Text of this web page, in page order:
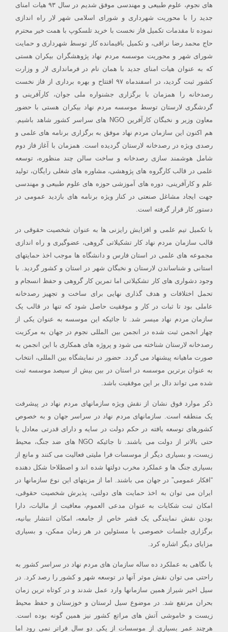
های نجوم، علوم طبیعی و مهندسی موفق شدیم در سال ۹۳ هیات امنای
جدید را با محوریت شهرداری و شورای اسلامی شهر لار راه اندازی
نموده تا مقدمات تکمیل فاز نخست با خرید تلسکوپ با همت خیر محترم
حاج محمد رضا نراقی، و تکمیل باقیمانده کار توسط شهرداری و حمایت
شورای شهر و محوریت موسسه مردم نهاد پژوهشگران بیکران هستی
که به عنوان هیات امنای جدید با همان نام در فرمانداری لار و وزارت
کشور ثبت گردید، در اسفندماه ۹۷ افتتاح و بهره برداری از فاز نخست
رصدخانه را همزمان با برگزاری جشنواره ملی جوان، کارآفرینی و
گردشگری لارستان توسط موسسه مردم نهاد بیکران هستی با حضور
معاون وزیر و نخبگان کارآفرین NGO های سراسر کشور شاهد باشیم.
هم اکنون این سازمان مردم نهاد موفق به برگزاری برنامه های علمی و
رصدی ویژه در رصدخانه لارستان گردیده است. همزمان با آغاز فاز دوم
شامل هوشمند سازی رصدخانه و ساخت سالن چند منظوره، توسعه
علمی در قالب کارگروه های پژوهشی، مشاوره های شغلی رایگان، تولید
علم و کارآفرینی، دوره های آموزشی حوزه های علوم طبیعی و مهندسی
جهت ایجاد مشاغل صنعتی در کنار ویژه برنامه های بازدید عمومی در
دستور کار قرار گرفته است.
با تکمیل تیم علمی و افزایش رایزنی ها به عنوان شخصیت حقوقی در
قالب سازمان مردم نهاد کار تشکیلاتی گروهی، عضوگیری و راه اندازی
مجموعه های علمی در استان فارس و دانشگاه ها موجب اخذ حمایتهای
استانی و شناساندن لارستان و نخبگان شهر در استان و کشور گردید. با
وجود دشواری های کار تشکیلاتی اما تمرین کار گروهی و حفظ انسجام و
تحمل اختلافات و هدف گذاری نهایی برای ساخت و تجهیز رصدخانه
عاملی بود تا ثبات در کار و موفقیت حاصل شود که تنها در قالب یک
سازمان مردم نهاد میسر شد. تا جائیکه این موسسه به عنوان یکی از
چهار انجمن ثبت شده در انجمن بین المللی نجوم در جهان به مرکزیت
رصدخانه لارستان شناخته می شود و پروژه های همکاری با این انجمن به
صورت ماهیانه پیشنهاد می گردد. حضور در نمایشگاه بین المللی، انتخاب
به عنوان برترین موسسه در استان در بین بیش از سیصد موسسه ثبت
شده می تواند دال بر این موفقیت باشد.
ذکر موارد فوق نشان از نقش ویژه سازمانهای مردم نهاد در پیشرفت
یک منطقه است. سازمانهای مردم نهاد در سراسر جهان و به خصوص
کشورهای توسعه یافته در حکم دولت در سایه و دارای قدرتی معادل یا
حتی بالاتر از دولت می باشند. تا جائیکه NGO های ضد جنگ، محیط
زیست، و بسیاری دیگر از موسسات فرا ملیتی فعالیت می کنند و مانع از
بسیاری جنگ ها و عملکرد مخرب دولتها شده اند و اصطلاحا شکل دهنده
“افکار عمومی” در جهان می باشند. اما از مزیتهای این نوع سازمانها در
ایران می توان به اخذ حمایت های دولتی، پذیرش شخصیت حقوقی،
امکان ثبت شکایات به عنوان مدعی العموم، معافیت از مالیات، دارا
بودن نقش نمایندگی یک قشر خاص از جامعه، امکان انتشار بیانیه،
برگزاری جلسات خصوصی با مسئولین در هر زمان ممکن، و بسیاری
مزایای دیگر اشاره کرد.
با نگاهی به عملکرد ده ساله سازمان های مردم نهاد در سراسر کشور به
راحتی می توان نقش موثر آنها در توسعه شهر و کشور را رصد کرد. در
سیل اخیر شیراز همین سازمانها وارد عمل شدند و در کوتاه ترین زمان
بحران مرتفع شد. در موضوع سیل لرستان و خوزستان و حفظ محیط
زیست و خاموشی آتش های مراتع کشور نیز همین گونه بوده است.
هرچند عمر بسیاری از موسسات از یکی دو سال فراتر نمی رود اما